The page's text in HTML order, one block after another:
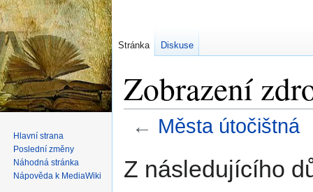
Zobrazení
← Města útočištná
na
na
Z následujícího
Stránka Diskuse
Hlavní strana
Poslední změny
Náhodná stránka
Nápověda k MediaWiki